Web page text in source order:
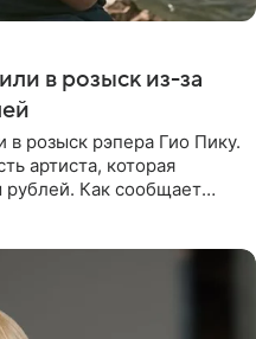
в розыск из-за
розыск рэпера Гио Пику.
артиста, которая
Как сообщает